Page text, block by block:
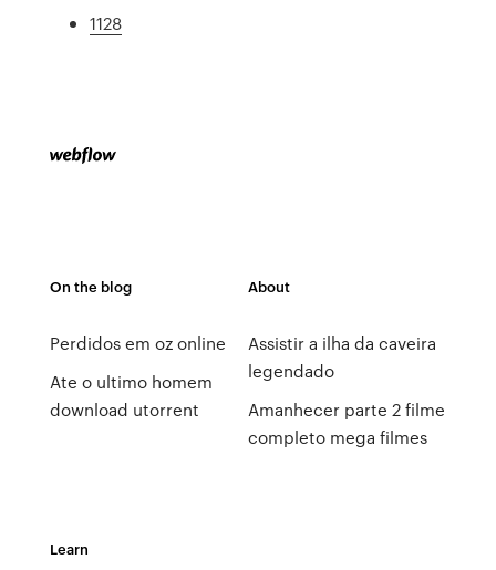
1128
On the blog
Perdidos em oz online
Ate o ultimo homem
download utorrent
About
Assistir a ilha da caveira
legendado
Amanhecer parte 2 filme
completo mega filmes
Learn